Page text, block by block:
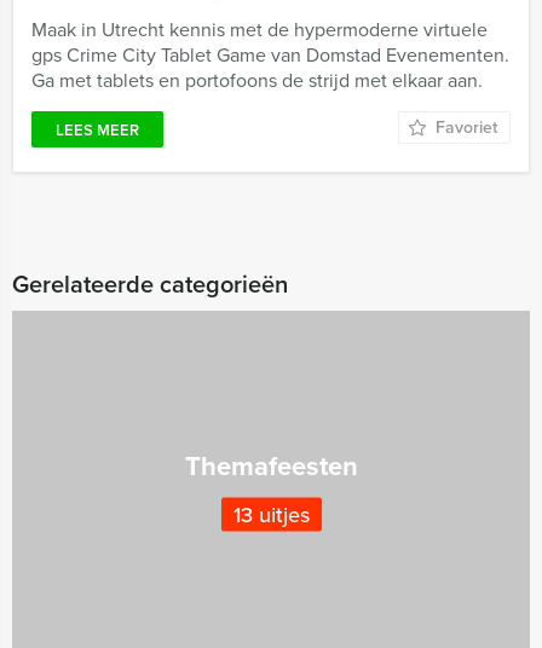
Maak in Utrecht kennis met de hypermoderne virtuele
gps Crime City Tablet Game van Domstad Evenementen.
Ga met tablets en portofoons de strijd met elkaar aan.
LEES MEER Favoriet
Gerelateerde categorieën
Themafeesten
13 uitjes